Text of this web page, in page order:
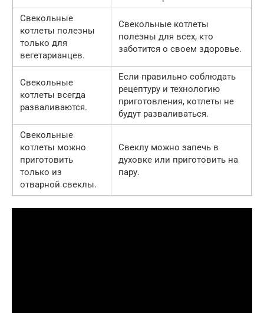
Свекольные
котлеты полезны
только для
вегетарианцев.
Свекольные котлеты
полезны для всех, кто
заботится о своем здоровье.
Свекольные
котлеты всегда
разваливаются.
Если правильно соблюдать
рецептуру и технологию
приготовления, котлеты не
будут разваливаться.
Свекольные
котлеты можно
приготовить
только из
отварной свеклы.
Свеклу можно запечь в
духовке или приготовить на
пару.